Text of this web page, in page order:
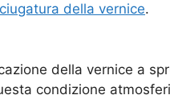
della vernice.
della vernice a
condizione